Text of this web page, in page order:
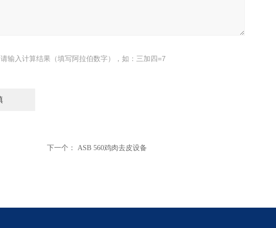
请输入计算结果（填写阿拉伯数字），如：三加四=7
下一个： ASB 560鸡肉去皮设备